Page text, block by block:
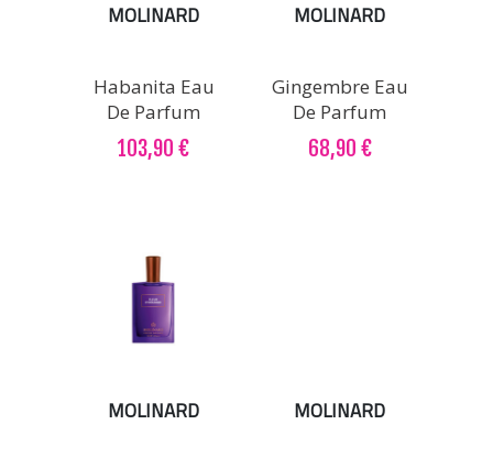
MOLINARD
Habanita Eau
De Parfum
103,90 €
MOLINARD
Gingembre Eau
De Parfum
68,90 €
MOLINARD MOLINARD